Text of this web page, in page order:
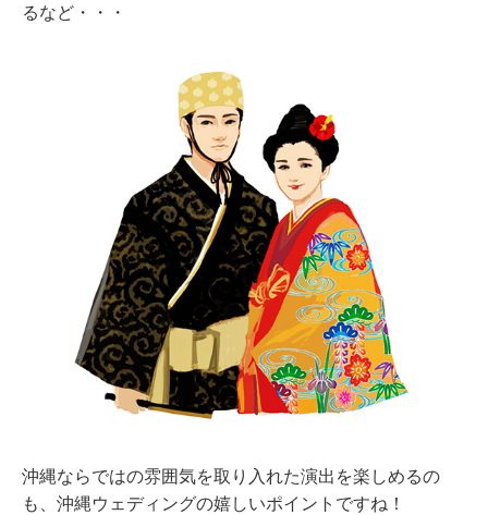
るなど・・・
沖縄ならではの雰囲気を取り入れた演出を楽しめるの
も、沖縄ウェディングの嬉しいポイントですね！